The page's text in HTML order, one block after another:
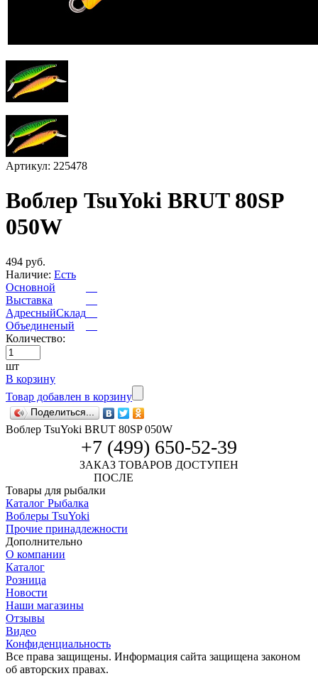
Артикул: 225478
Воблер TsuYoki BRUT 80SP
050W
494 руб.
Наличие: Есть
Основной
Выставка
АдресныйСклад
Объединеный
Количество:
шт
В корзину
Товар добавлен в корзину
Поделиться...
Воблер TsuYoki BRUT 80SP 050W
+7 (499) 650-52-39
ЗАКАЗ ТОВАРОВ ДОСТУПЕН
ПОСЛЕ
Товары для рыбалки
Каталог Рыбалка
Воблеры TsuYoki
Прочие принадлежности
Дополнительно
О компании
Каталог
Розница
Новости
Наши магазины
Отзывы
Видео
Конфиденциальность
Все права защищены. Информация сайта защищена законом
об авторских правах.